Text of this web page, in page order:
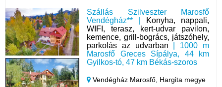
Szállás Szilveszter Marosfő
Vendégház** |
Konyha, nappali,
WIFI, terasz, kert-udvar pavilon,
kemence, grill-bogrács, játszóhely,
parkolás az udvarban | 1000 m
Marosfő Greces Sípálya, 44 km
Gyilkos-tó, 47 km Békás-szoros
Vendégház Marosfő, Hargita megye